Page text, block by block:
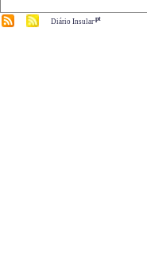
Diário Insular.pt